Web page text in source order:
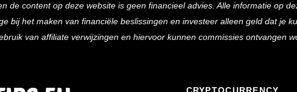
To
Top
de content op deze website is geen financieel advies. Alle informatie op
bij het maken van financiële beslissingen en investeer alleen geld dat je
van affiliate verwijzingen en hiervoor kunnen commissies ontvangen